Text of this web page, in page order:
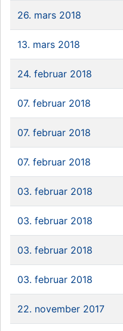
26. mars 2018
13. mars 2018
24. februar 2018
07. februar 2018
07. februar 2018
07. februar 2018
03. februar 2018
03. februar 2018
03. februar 2018
03. februar 2018
22. november 2017